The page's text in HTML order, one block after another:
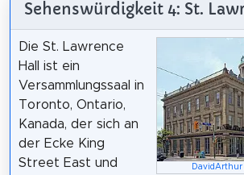
Sehenswürdigkeit 4: St.
DavidArthur
Die St. Lawrence
Hall ist ein
Versammlungssaal in
Toronto, Ontario,
Kanada, der sich an
der Ecke King
Street East und